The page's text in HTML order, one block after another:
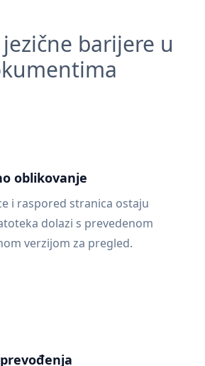
barijere u
oblikovanje
i raspored stranica ostaju
dolazi s prevedenom
verzijom za pregled.